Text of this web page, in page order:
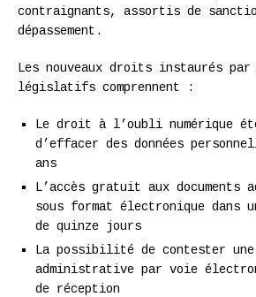
contraignants, assortis de
dépassement.
Les nouveaux droits instaurés
législatifs comprennent :
Le droit à l’oubli numérique
d’effacer des données
ans
L’accès gratuit aux documents
sous format électronique dans
de quinze jours
La possibilité de contester
administrative par voie
de réception